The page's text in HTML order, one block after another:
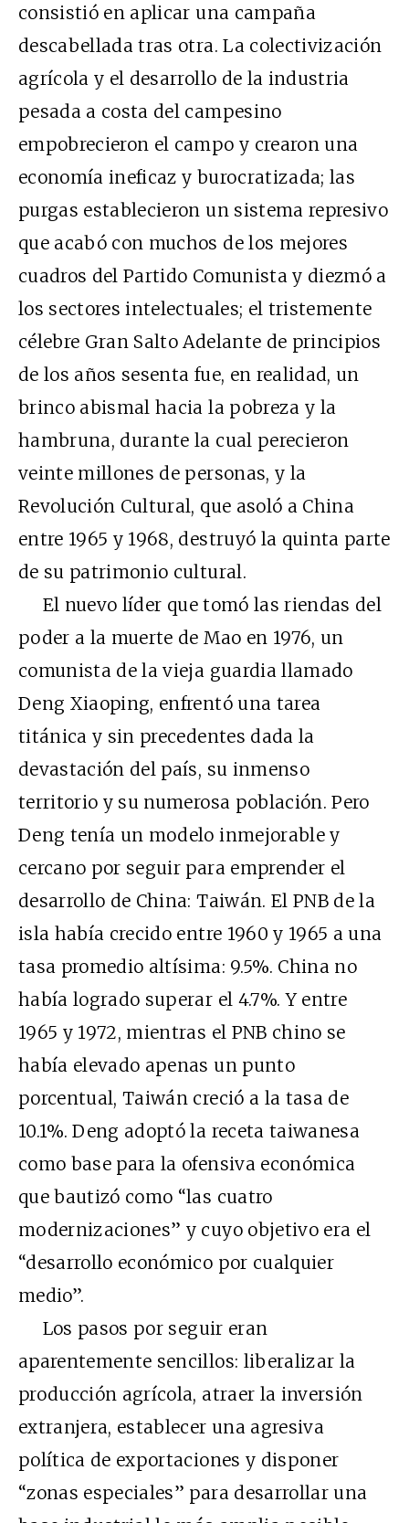
consistió en aplicar una campaña
descabellada tras otra. La colectivización
agrícola y el desarrollo de la industria
pesada a costa del campesino
empobrecieron el campo y crearon una
economía ineficaz y burocratizada; las
purgas establecieron un sistema represivo
que acabó con muchos de los mejores
cuadros del Partido Comunista y diezmó a
los sectores intelectuales; el tristemente
célebre Gran Salto Adelante de principios
de los años sesenta fue, en realidad, un
brinco abismal hacia la pobreza y la
hambruna, durante la cual perecieron
veinte millones de personas, y la
Revolución Cultural, que asoló a China
entre 1965 y 1968, destruyó la quinta parte
de su patrimonio cultural.
El nuevo líder que tomó las riendas del
poder a la muerte de Mao en 1976, un
comunista de la vieja guardia llamado
Deng Xiaoping, enfrentó una tarea
titánica y sin precedentes dada la
devastación del país, su inmenso
territorio y su numerosa población. Pero
Deng tenía un modelo inmejorable y
cercano por seguir para emprender el
desarrollo de China: Taiwán. El PNB de la
isla había crecido entre 1960 y 1965 a una
tasa promedio altísima: 9.5%. China no
había logrado superar el 4.7%. Y entre
1965 y 1972, mientras el PNB chino se
había elevado apenas un punto
porcentual, Taiwán creció a la tasa de
10.1%. Deng adoptó la receta taiwanesa
como base para la ofensiva económica
que bautizó como “las cuatro
modernizaciones” y cuyo objetivo era el
“desarrollo económico por cualquier
medio”.
Los pasos por seguir eran
aparentemente sencillos: liberalizar la
producción agrícola, atraer la inversión
extranjera, establecer una agresiva
política de exportaciones y disponer
“zonas especiales” para desarrollar una